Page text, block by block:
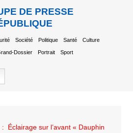
DE PRESSE
Société Politique Santé Culture
Dossier Portrait Sport
Éclairage sur l’avant « Dauphin